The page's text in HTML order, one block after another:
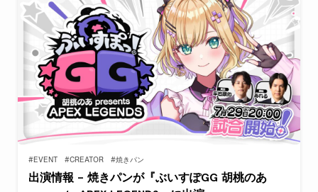
#EVENT #CREATOR #焼きパン
出演情報 – 焼きパンが『ぶいすぽGG 胡桃のあ